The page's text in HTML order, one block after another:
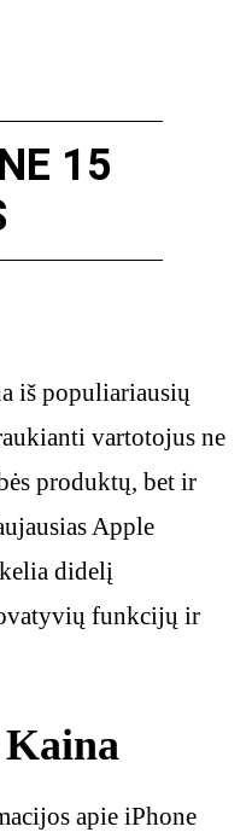
15
iš populiariausių
vartotojus ne
produktų, bet ir
Apple
didelį
funkcijų ir
Kaina
apie iPhone